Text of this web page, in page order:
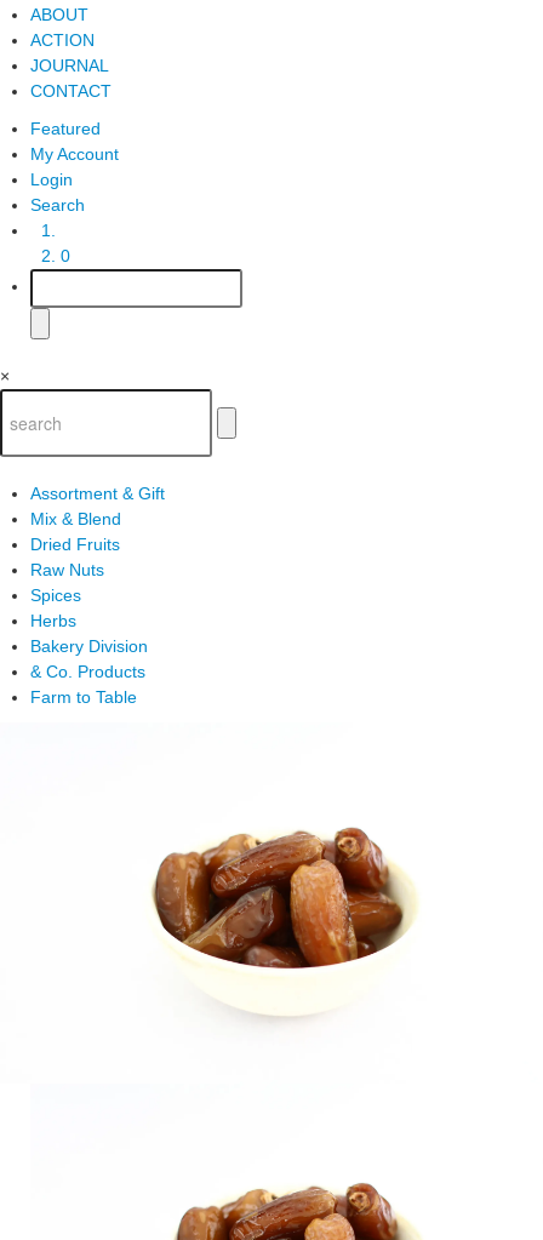
ABOUT
ACTION
JOURNAL
CONTACT
Featured
My Account
Login
Search
0
×
Assortment & Gift
Mix & Blend
Dried Fruits
Raw Nuts
Spices
Herbs
Bakery Division
& Co. Products
Farm to Table